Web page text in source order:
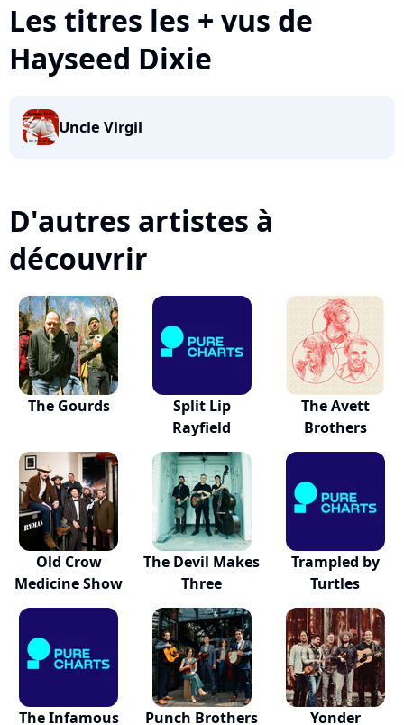
Les titres les + vus de
Hayseed Dixie
Uncle Virgil
D'autres artistes à
découvrir
The Gourds
Split Lip
Rayfield
The Avett
Brothers
Old Crow
Medicine Show
The Devil Makes
Three
Trampled by
Turtles
The Infamous Punch Brothers Yonder